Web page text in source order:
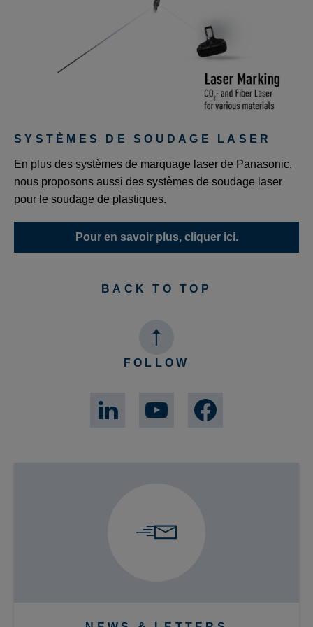
SYSTÈMES DE SOUDAGE LASER
En plus des systèmes de marquage laser de Panasonic,
nous proposons aussi des systèmes de soudage laser
pour le soudage de plastiques.
Pour en savoir plus, cliquer ici.
BACK TO TOP
FOLLOW